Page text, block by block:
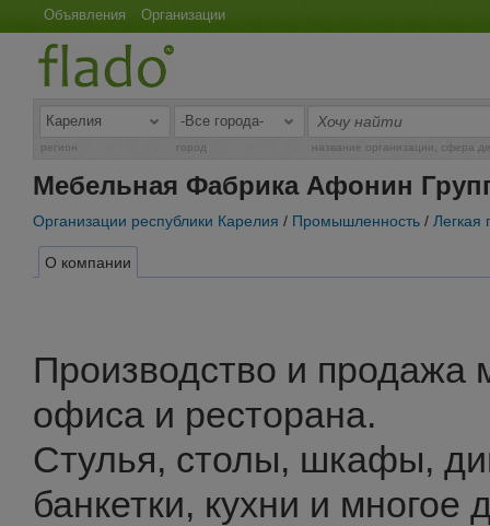
Объявления Организации
регион город название организации, сфера
Мебельная Фабрика Афонин
Организации республики Карелия / Промышленность / Легкая
О компании
Производство и продажа
офиса и ресторана.
Стулья, столы, шкафы,
банкетки, кухни и многое